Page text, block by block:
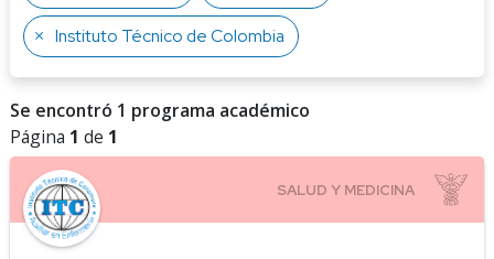
Instituto Técnico de Colombia
Se encontró 1 programa académico
Página 1 de 1